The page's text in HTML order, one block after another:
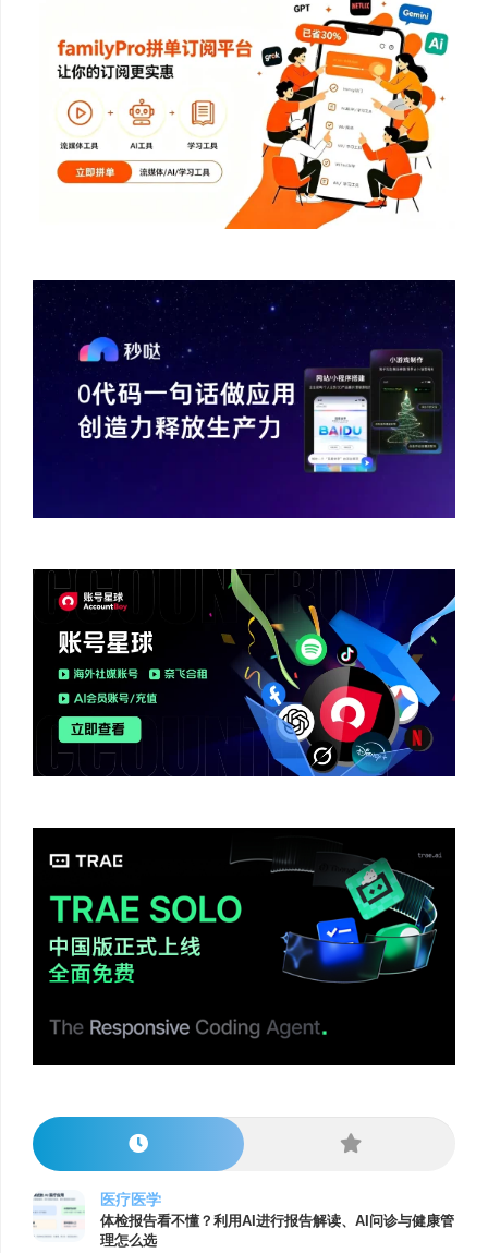
医疗医学
体检报告看不懂？利用AI进行报告解读、AI问诊与健康管
理怎么选